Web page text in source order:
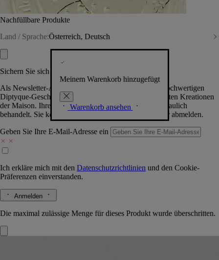
Nachfüllbare Produkte
Land / Sprache:Österreich, Deutsch
Meinem Warenkorb hinzugefügt
Warenkorb ansehen
Sichern Sie sich exklusive Vorteile
Als Newsletter-Abonnent.in erhalten Sie Zugang zu hochwertigen
Diptyque-Geschenken, Events & News über die neuesten Kreationen
der Maison. Ihre Daten werden selbstverständlich vertraulich
behandelt. Sie können sich jederzeit problemlos wieder abmelden.
Geben Sie Ihre E-Mail-Adresse ein
Ich erkläre mich mit den Datenschutzrichtlinien und den Cookie-
Präferenzen einverstanden.
Anmelden
Die maximal zulässige Menge für dieses Produkt wurde überschritten.